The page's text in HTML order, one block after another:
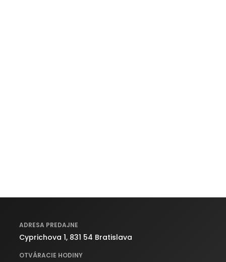
ADRESA PREDAJNE
Cyprichova 1, 831 54 Bratislava
OTVÁRACIE HODINY